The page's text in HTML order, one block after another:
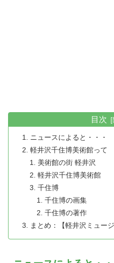
目次
ニュースによると・・・
軽井沢千住博美術館って
美術館の街 軽井沢
軽井沢千住博美術館
千住博
千住博の画集
千住博の著作
まとめ：【軽井沢ミュー